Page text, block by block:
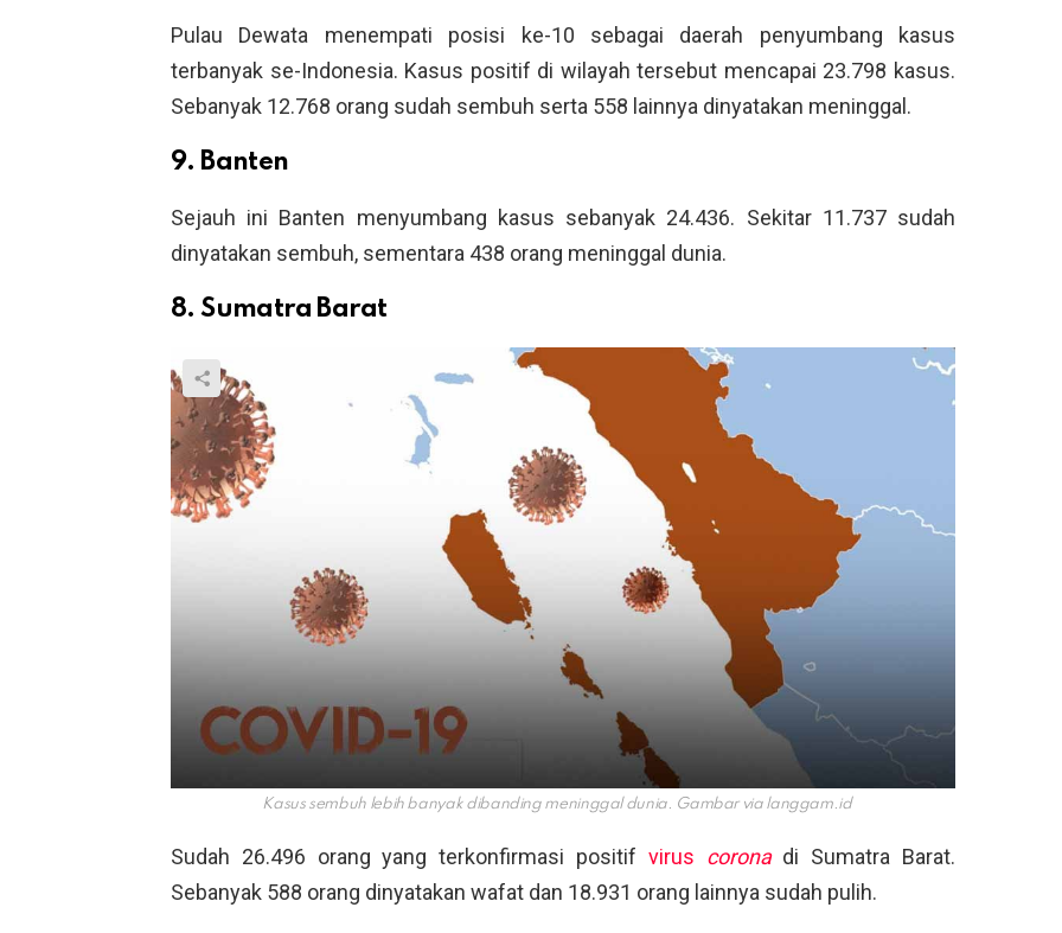
Pulau Dewata menempati posisi ke-10 sebagai daerah penyumbang kasus
terbanyak se-Indonesia. Kasus positif di wilayah tersebut mencapai 23.798 kasus.
Sebanyak 12.768 orang sudah sembuh serta 558 lainnya dinyatakan meninggal.
9. Banten
Sejauh ini Banten menyumbang kasus sebanyak 24.436. Sekitar 11.737 sudah
dinyatakan sembuh, sementara 438 orang meninggal dunia.
8. Sumatra Barat
Kasus sembuh lebih banyak dibanding meninggal dunia. Gambar via langgam.id
Sudah 26.496 orang yang terkonfirmasi positif virus coronadi Sumatra Barat.
Sebanyak 588 orang dinyatakan wafat dan 18.931 orang lainnya sudah pulih.